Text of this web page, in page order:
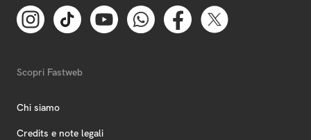
Scopri Fastweb
Chi siamo
Credits e note legali